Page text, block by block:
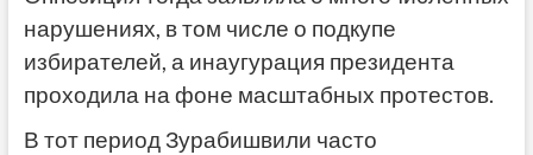
нарушениях, в том числе о подкупе
избирателей, а инаугурация президента
проходила на фоне масштабных протестов.
В тот период Зурабишвили часто